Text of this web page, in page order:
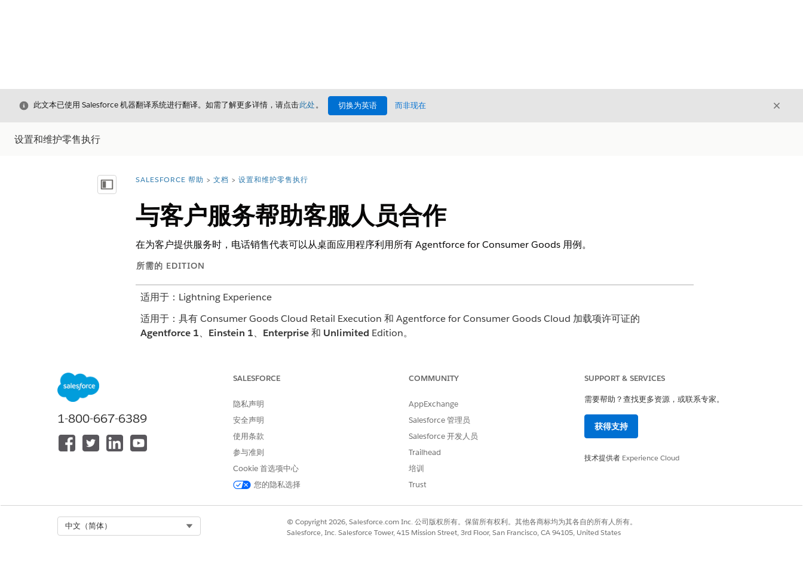
关闭
此文本已使用 Salesforce 机器翻译系统进行翻译。如需了解更多详情，请点击此处。 切换为英语 而非现在 关闭
设置和维护零售执行
显示目录 您在此处：
SALESFORCE 帮助 文档 设置和维护零售执行
与客户服务帮助客服人员合作
在为客户提供服务时，电话销售代表可以从桌面应用程序利用所有 Agentforce for Consumer Goods 用例。
所需的 EDITION
适用于：Lightning Experience
适用于：具有 Consumer Goods Cloud Retail Execution 和 Agentforce for Consumer Goods Cloud 加载项许可证的
Agentforce 1、 Einstein 1、 Enterprise和 Unlimited Edition。
管理员工客服人员访问
电话销售代表可以单击 Consumer Goods Cloud for Service 应用程序（电话销售应用程序）右上角的 Ask Agentforce 图标，并选
择客户服务帮助。他们可以在 Agentforce 聊天框中键入问题（提示），并获得所需的回答。
1-800-667-6389
SALESFORCE
隐私声明
安全声明
使用条款
参与准则
Cookie 首选项中心
您的隐私选择
COMMUNITY
AppExchange
Salesforce 管理员
Salesforce 开发人员
Trailhead
培训
Trust
SUPPORT & SERVICES
需要帮助？查找更多资源，或联系专家。
获得支持
技术提供者 Experience Cloud
中文（简体）
© Copyright 2026, Salesforce.com Inc. 公司版权所有。保留所有权利。其他各商标均为其各自的所有人所有。
Salesforce, Inc. Salesforce Tower, 415 Mission Street, 3rd Floor, San Francisco, CA 94105, United States